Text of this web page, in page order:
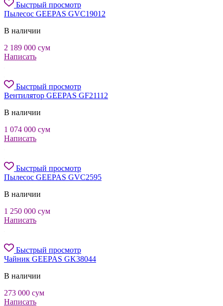
Быстрый просмотр
Пылесос GEEPAS GVC19012
В наличии
2 189 000 сум
Написать
Быстрый просмотр
Вентилятор GEEPAS GF21112
В наличии
1 074 000 сум
Написать
Быстрый просмотр
Пылесос GEEPAS GVC2595
В наличии
1 250 000 сум
Написать
Быстрый просмотр
Чайник GEEPAS GK38044
В наличии
273 000 сум
Написать